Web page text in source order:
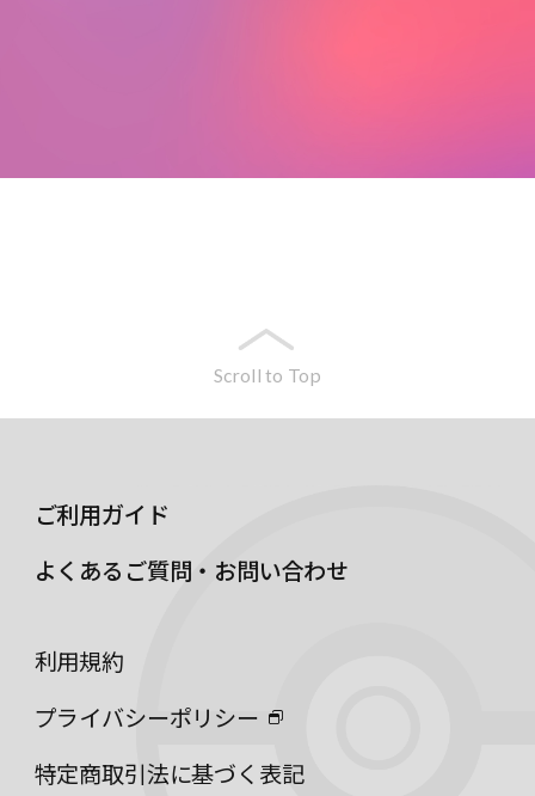
Scroll to Top
ご利用ガイド
よくあるご質問・お問い合わせ
利用規約
プライバシーポリシー
特定商取引法に基づく表記